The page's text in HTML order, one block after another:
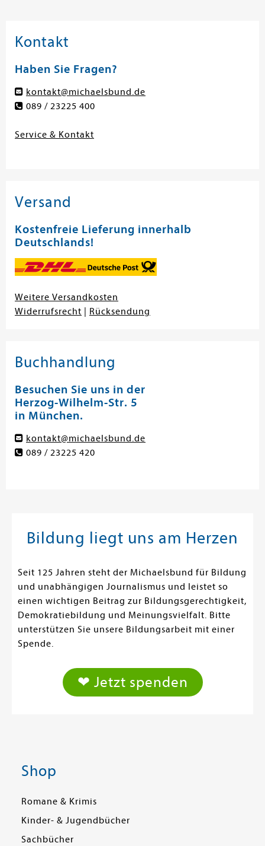
Kontakt
Haben Sie Fragen?
kontakt@michaelsbund.de
089 / 23225 400
Service & Kontakt
Versand
Kostenfreie Lieferung innerhalb
Deutschlands!
Weitere Versandkosten
Widerrufsrecht
Rücksendung
Buchhandlung
Besuchen Sie uns in der
Herzog-Wilhelm-Str. 5
in München.
kontakt@michaelsbund.de
089 / 23225 420
Bildung liegt uns am Herzen
Seit 125 Jahren steht der Michaelsbund für Bildung
und unabhängigen Journalismus und leistet so
einen wichtigen Beitrag zur Bildungsgerechtigkeit,
Demokratiebildung und Meinungsvielfalt. Bitte
unterstützen Sie unsere Bildungsarbeit mit einer
Spende.
❤ Jetzt spenden
Shop
Romane & Krimis
Kinder- & Jugendbücher
Sachbücher